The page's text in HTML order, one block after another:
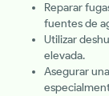
Reparar
fuentes de
Utilizar
elevada.
Asegurar